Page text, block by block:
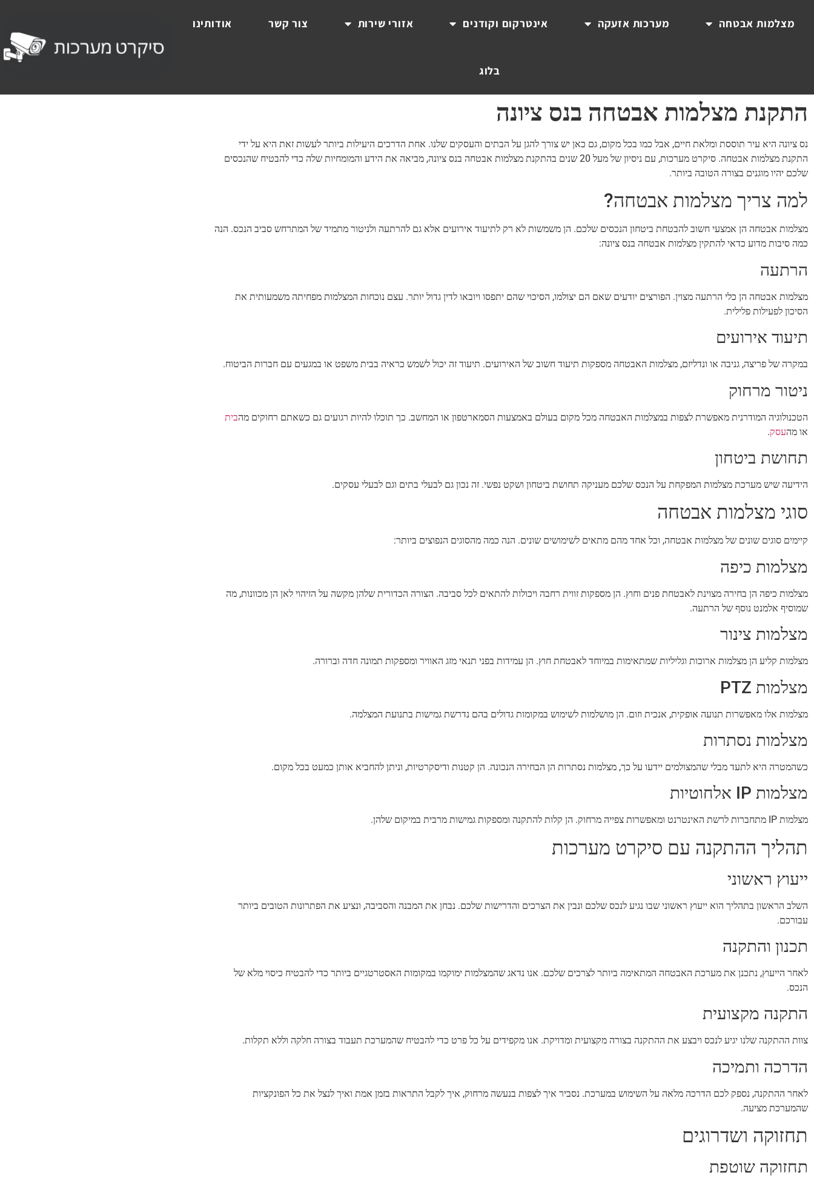
מצלמות אבטחה מערכות אזעקה אינטרקום וקודנים אזורי שירות צור קשר אודותינו
בלוג
התקנת מצלמות אבטחה בנס ציונה
נס ציונה היא עיר תוססת ומלאת חיים, אבל כמו בכל מקום, גם כאן יש צורך להגן על הבתים והעסקים שלנו. אחת הדרכים היעילות ביותר לעשות זאת היא על ידי
התקנת מצלמות אבטחה. סיקרט מערכות, עם ניסיון של מעל 20 שנים בהתקנת מצלמות אבטחה בנס ציונה, מביאה את הידע והמומחיות שלה כדי להבטיח שהנכסים
שלכם יהיו מוגנים בצורה הטובה ביותר.
למה צריך מצלמות אבטחה?
מצלמות אבטחה הן אמצעי חשוב להבטחת ביטחון הנכסים שלכם. הן משמשות לא רק לתיעוד אירועים אלא גם להרתעה ולניטור מתמיד של המתרחש סביב הנכס. הנה
כמה סיבות מדוע כדאי להתקין מצלמות אבטחה בנס ציונה:
הרתעה
מצלמות אבטחה הן כלי הרתעה מצוין. הפורצים יודעים שאם הם יצולמו, הסיכוי שהם יתפסו ויובאו לדין גדול יותר. עצם נוכחות המצלמות מפחיתה משמעותית את
הסיכון לפעילות פלילית.
תיעוד אירועים
במקרה של פריצה, גניבה או ונדליזם, מצלמות האבטחה מספקות תיעוד חשוב של האירועים. תיעוד זה יכול לשמש כראיה בבית משפט או במגעים עם חברות הביטוח.
ניטור מרחוק
הטכנולוגיה המודרנית מאפשרת לצפות במצלמות האבטחה מכל מקום בעולם באמצעות הסמארטפון או המחשב. כך תוכלו להיות רגועים גם כשאתם רחוקים מהבית
או מהעסק.
תחושת ביטחון
הידיעה שיש מערכת מצלמות המפקחת על הנכס שלכם מעניקה תחושת ביטחון ושקט נפשי. זה נכון גם לבעלי בתים וגם לבעלי עסקים.
סוגי מצלמות אבטחה
קיימים סוגים שונים של מצלמות אבטחה, וכל אחד מהם מתאים לשימושים שונים. הנה כמה מהסוגים הנפוצים ביותר:
מצלמות כיפה
מצלמות כיפה הן בחירה מצוינת לאבטחת פנים וחוץ. הן מספקות זווית רחבה ויכולות להתאים לכל סביבה. הצורה הכדורית שלהן מקשה על הזיהוי לאן הן מכוונות, מה
שמוסיף אלמנט נוסף של הרתעה.
מצלמות צינור
מצלמות קליע הן מצלמות ארוכות וגליליות שמתאימות במיוחד לאבטחת חוץ. הן עמידות בפני תנאי מזג האוויר ומספקות תמונה חדה וברורה.
מצלמות PTZ
מצלמות אלו מאפשרות תנועה אופקית, אנכית וזום. הן מושלמות לשימוש במקומות גדולים בהם נדרשת גמישות בתנועת המצלמה.
מצלמות נסתרות
כשהמטרה היא לתעד מבלי שהמצולמים יידעו על כך, מצלמות נסתרות הן הבחירה הנכונה. הן קטנות ודיסקרטיות, וניתן להחביא אותן כמעט בכל מקום.
מצלמות IP אלחוטיות
מצלמות IP מתחברות לרשת האינטרנט ומאפשרות צפייה מרחוק. הן קלות להתקנה ומספקות גמישות מרבית במיקום שלהן.
תהליך ההתקנה עם סיקרט מערכות
ייעוץ ראשוני
השלב הראשון בתהליך הוא ייעוץ ראשוני שבו נגיע לנכס שלכם ונבין את הצרכים והדרישות שלכם. נבחן את המבנה והסביבה, ונציע את הפתרונות הטובים ביותר
עבורכם.
תכנון והתקנה
לאחר הייעוץ, נתכנן את מערכת האבטחה המתאימה ביותר לצרכים שלכם. אנו נדאג שהמצלמות ימוקמו במקומות האסטרטגיים ביותר כדי להבטיח כיסוי מלא של
הנכס.
התקנה מקצועית
צוות ההתקנה שלנו יגיע לנכס ויבצע את ההתקנה בצורה מקצועית ומדויקת. אנו מקפידים על כל פרט כדי להבטיח שהמערכת תעבוד בצורה חלקה וללא תקלות.
הדרכה ותמיכה
לאחר ההתקנה, נספק לכם הדרכה מלאה על השימוש במערכת. נסביר איך לצפות בנעשה מרחוק, איך לקבל התראות בזמן אמת ואיך לנצל את כל הפונקציות
שהמערכת מציעה.
תחזוקה ושדרוגים
תחזוקה שוטפת